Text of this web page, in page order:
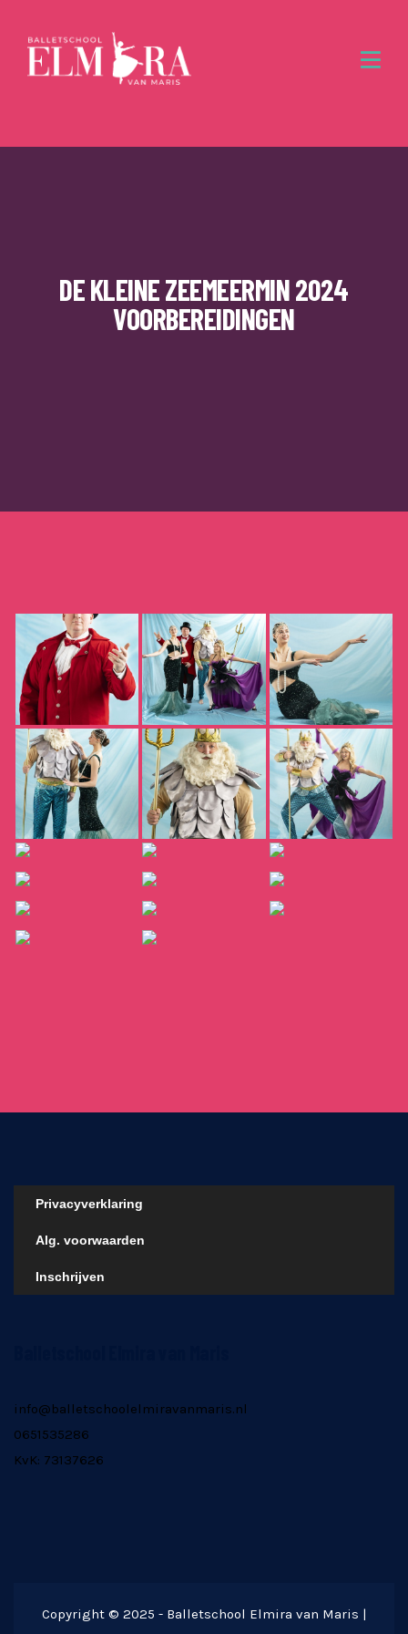
DE KLEINE ZEEMEERMIN 2024
VOORBEREIDINGEN
Privacyverklaring
Alg. voorwaarden
Inschrijven
info@balletschoolelmiravanmaris.nl
0651535286
KvK: 73137626
Copyright © 2025 - Balletschool Elmira van Maris |